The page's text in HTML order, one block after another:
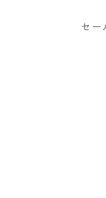
セー